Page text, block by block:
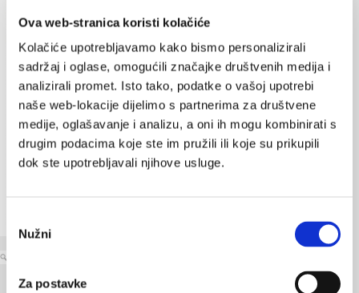
Ova web-stranica koristi kolačiće
Kolačiće upotrebljavamo kako bismo personalizirali
sadržaj i oglase, omogućili značajke društvenih medija i
analizirali promet. Isto tako, podatke o vašoj upotrebi
naše web-lokacije dijelimo s partnerima za društvene
medije, oglašavanje i analizu, a oni ih mogu kombinirati s
drugim podacima koje ste im pružili ili koje su prikupili
dok ste upotrebljavali njihove usluge.
pristanka
Nužni
Za postavke
Dakle, u pristupu liječenju nameće se potreba dodatne